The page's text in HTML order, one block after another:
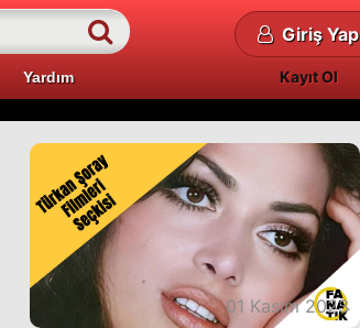
Yardım
Giriş Yap
Kayıt Ol
01 Kasım 2023